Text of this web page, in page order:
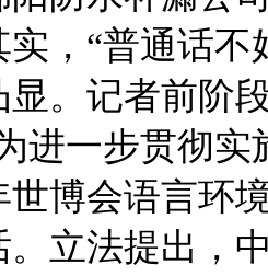
，“普通话
。记者前阶
进一步贯彻
世博会语言环
立法提出，